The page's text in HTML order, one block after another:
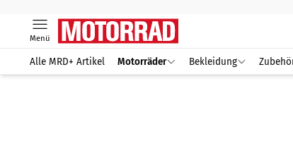
Menü
Alle MRD+ Artikel Motorräder Bekleidung